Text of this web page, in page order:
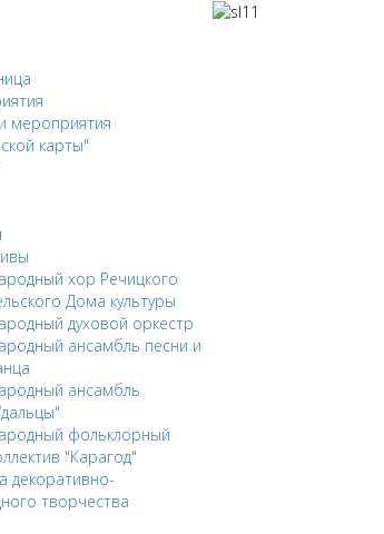
мероприятия
карты"
хор Речицкого
Дома культуры
духовой оркестр
ансамбль песни и
ансамбль
фольклорный
"Карагод"
декоративно-
творчества